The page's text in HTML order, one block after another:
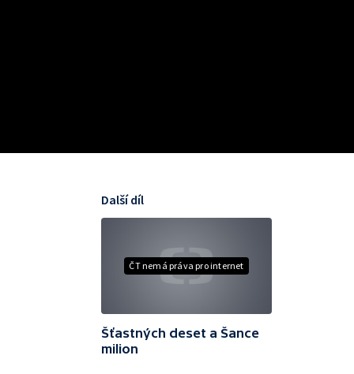
ČT nemá práva pro internet
Další díl
Šťastných deset a Šance
milion